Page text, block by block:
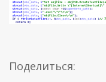
Поделиться: